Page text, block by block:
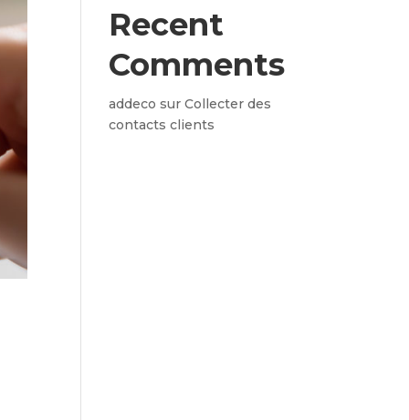
Recent
Comments
addeco surCollecter des
contacts clients